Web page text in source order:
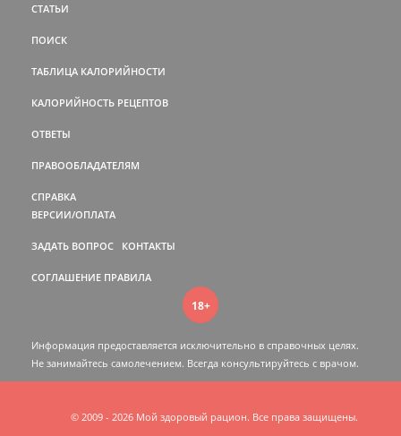
СТАТЬИ
ПОИСК
ТАБЛИЦА КАЛОРИЙНОСТИ
КАЛОРИЙНОСТЬ РЕЦЕПТОВ
ОТВЕТЫ
ПРАВООБЛАДАТЕЛЯМ
СПРАВКА
ВЕРСИИ/ОПЛАТА
ЗАДАТЬ ВОПРОС КОНТАКТЫ
СОГЛАШЕНИЕ ПРАВИЛА
18+
Информация предоставляется исключительно в справочных целях.
Не занимайтесь самолечением. Всегда консультируйтесь c врачом.
© 2009 - 2026 Мой здоровый рацион. Все права защищены.